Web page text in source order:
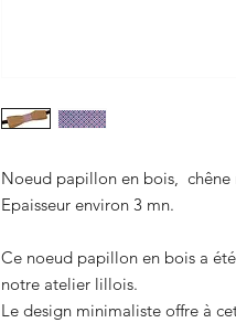
Noeud papillon en bois, chêne
Epaisseur environ 3 mn.
Ce noeud papillon en bois a
notre atelier lillois.
Le design minimaliste offre à